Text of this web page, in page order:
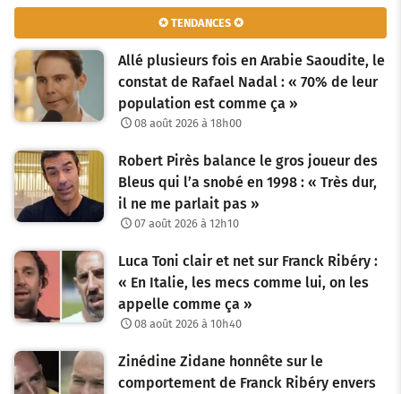
✪ TENDANCES ✪
Allé plusieurs fois en Arabie Saoudite, le
constat de Rafael Nadal : « 70% de leur
population est comme ça »
08 août 2026 à 18h00
Robert Pirès balance le gros joueur des
Bleus qui l’a snobé en 1998 : « Très dur,
il ne me parlait pas »
07 août 2026 à 12h10
Luca Toni clair et net sur Franck Ribéry :
« En Italie, les mecs comme lui, on les
appelle comme ça »
08 août 2026 à 10h40
Zinédine Zidane honnête sur le
comportement de Franck Ribéry envers